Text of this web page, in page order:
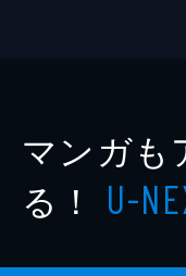
マンガも
る！ U-